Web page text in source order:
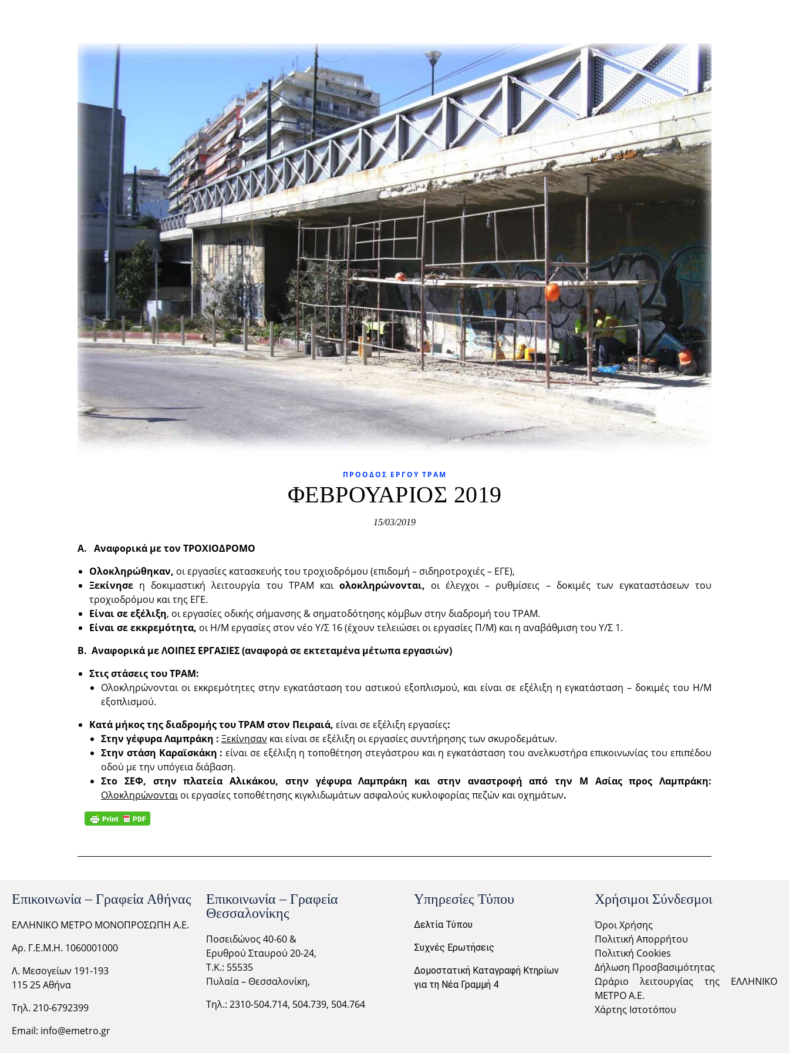
ΠΡΌΟΔΟΣ ΈΡΓΟΥ ΤΡΑΜ
ΦΕΒΡΟΥΑΡΙΟΣ 2019
15/03/2019
Α. Αναφορικά με τον ΤΡΟΧΙΟΔΡΟΜΟ
Ολοκληρώθηκαν, οι εργασίες κατασκευής του τροχιοδρόμου (επιδομή – σιδηροτροχιές – ΕΓΕ),
Ξεκίνησε η δοκιμαστική λειτουργία του ΤΡΑΜ και ολοκληρώνονται, οι έλεγχοι – ρυθμίσεις – δοκιμές των εγκαταστάσεων του
τροχιοδρόμου και της ΕΓΕ.
Είναι σε εξέλιξη, οι εργασίες οδικής σήμανσης & σηματοδότησης κόμβων στην διαδρομή του ΤΡΑΜ.
Είναι σε εκκρεμότητα, οι Η/Μ εργασίες στον νέο Υ/Σ 16 (έχουν τελειώσει οι εργασίες Π/Μ) και η αναβάθμιση του Υ/Σ 1.
Β. Αναφορικά με ΛΟΙΠΕΣ ΕΡΓΑΣΙΕΣ (αναφορά σε εκτεταμένα μέτωπα εργασιών)
Στις στάσεις του ΤΡΑΜ:
Ολοκληρώνονται οι εκκρεμότητες στην εγκατάσταση του αστικού εξοπλισμού, και είναι σε εξέλιξη η εγκατάσταση – δοκιμές του Η/Μ
εξοπλισμού.
Κατά μήκος της διαδρομής του ΤΡΑΜ στον Πειραιά, είναι σε εξέλιξη εργασίες:
Στην γέφυρα Λαμπράκη : Ξεκίνησαν και είναι σε εξέλιξη οι εργασίες συντήρησης των σκυροδεμάτων.
Στην στάση Καραϊσκάκη :είναι σε εξέλιξη η τοποθέτηση στεγάστρου και η εγκατάσταση του ανελκυστήρα επικοινωνίας του επιπέδου
οδού με την υπόγεια διάβαση.
Στο ΣΕΦ, στην πλατεία Αλικάκου, στην γέφυρα Λαμπράκη και στην αναστροφή από την Μ Ασίας προς Λαμπράκη:
Ολοκληρώνονταιοι εργασίες τοποθέτησης κιγκλιδωμάτων ασφαλούς κυκλοφορίας πεζών και οχημάτων.
Επικοινωνία – Γραφεία Αθήνας
ΕΛΛΗΝΙΚΟ ΜΕΤΡΟ ΜΟΝΟΠΡΟΣΩΠΗ Α.Ε.
Αρ. Γ.Ε.Μ.Η. 1060001000
Λ. Μεσογείων 191-193
115 25 Αθήνα
Τηλ. 210-6792399
Email: info@emetro.gr
Επικοινωνία – Γραφεία
Θεσσαλονίκης
Ποσειδώνος 40-60 &
Ερυθρού Σταυρού 20-24,
Τ.Κ.: 55535
Πυλαία – Θεσσαλονίκη,
Τηλ.: 2310-504.714, 504.739, 504.764
Υπηρεσίες Τύπου
Δελτία Τύπου
Συχνές Ερωτήσεις
Δομοστατική Καταγραφή Κτηρίων
για τη Νέα Γραμμή 4
Χρήσιμοι Σύνδεσμοι
Όροι Χρήσης
Πολιτική Απορρήτου
Πολιτική Cookies
Δήλωση Προσβασιμότητας
Ωράριο λειτουργίας της ΕΛΛΗΝΙΚΟ
ΜΕΤΡΟ Α.Ε.
Χάρτης Ιστοτόπου